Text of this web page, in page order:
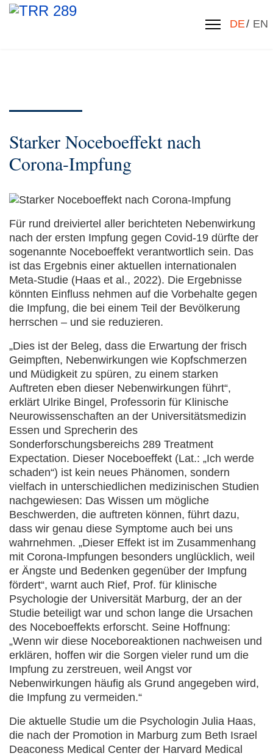
DE EN
Starker Noceboeffekt nach
Corona-Impfung
Für rund dreiviertel aller berichteten Nebenwirkung
nach der ersten Impfung gegen Covid-19 dürfte der
sogenannte Noceboeffekt verantwortlich sein. Das
ist das Ergebnis einer aktuellen internationalen
Meta-Studie (Haas et al., 2022). Die Ergebnisse
könnten Einfluss nehmen auf die Vorbehalte gegen
die Impfung, die bei einem Teil der Bevölkerung
herrschen – und sie reduzieren.
„Dies ist der Beleg, dass die Erwartung der frisch
Geimpften, Nebenwirkungen wie Kopfschmerzen
und Müdigkeit zu spüren, zu einem starken
Auftreten eben dieser Nebenwirkungen führt“,
erklärt Ulrike Bingel, Professorin für Klinische
Neurowissenschaften an der Universitätsmedizin
Essen und Sprecherin des
Sonderforschungsbereichs 289 Treatment
Expectation. Dieser Noceboeffekt (Lat.: „Ich werde
schaden“) ist kein neues Phänomen, sondern
vielfach in unterschiedlichen medizinischen Studien
nachgewiesen: Das Wissen um mögliche
Beschwerden, die auftreten können, führt dazu,
dass wir genau diese Symptome auch bei uns
wahrnehmen. „Dieser Effekt ist im Zusammenhang
mit Corona-Impfungen besonders unglücklich, weil
er Ängste und Bedenken gegenüber der Impfung
fördert“, warnt auch Rief, Prof. für klinische
Psychologie der Universität Marburg, der an der
Studie beteiligt war und schon lange die Ursachen
des Noceboeffekts erforscht. Seine Hoffnung:
„Wenn wir diese Noceboreaktionen nachweisen und
erklären, hoffen wir die Sorgen vieler rund um die
Impfung zu zerstreuen, weil Angst vor
Nebenwirkungen häufig als Grund angegeben wird,
die Impfung zu vermeiden.“
Die aktuelle Studie um die Psychologin Julia Haas,
die nach der Promotion in Marburg zum Beth Israel
Deaconess Medical Center der Harvard Medical